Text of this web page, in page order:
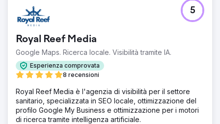
Una media di 12 nuovi lead/opportunità al mese e
un'esperienza utente notevolmente migliorata.
Vai alla pagina agenzia
Royal Reef Media
Google Maps. Ricerca locale. Visibilità tramite IA.
Esperienza comprovata
8 recensioni
5
Royal Reef Media è l'agenzia di visibilità per il settore
sanitario, specializzata in SEO locale, ottimizzazione del
profilo Google My Business e ottimizzazione per i motori
di ricerca tramite intelligenza artificiale.